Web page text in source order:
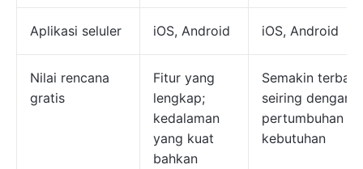
Aplikasi seluler iOS, Android iOS, Android
Nilai rencana
gratis
Fitur yang
lengkap;
kedalaman
yang kuat
bahkan
Semakin
seiring dengan
pertumbuhan
kebutuhan